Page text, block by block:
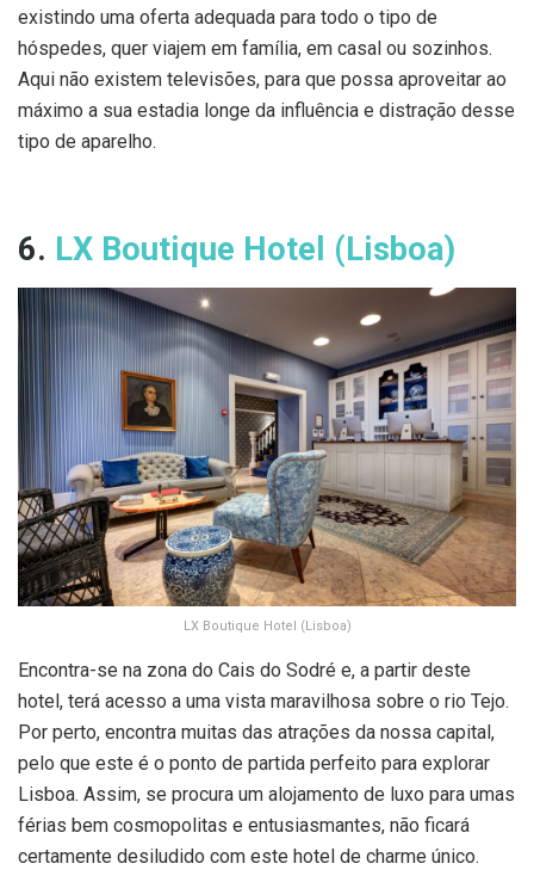
existindo uma oferta adequada para todo o tipo de
hóspedes, quer viajem em família, em casal ou sozinhos.
Aqui não existem televisões, para que possa aproveitar ao
máximo a sua estadia longe da influência e distração desse
tipo de aparelho.
6. LX Boutique Hotel (Lisboa)
LX Boutique Hotel (Lisboa)
Encontra-se na zona do Cais do Sodré e, a partir deste
hotel, terá acesso a uma vista maravilhosa sobre o rio Tejo.
Por perto, encontra muitas das atrações da nossa capital,
pelo que este é o ponto de partida perfeito para explorar
Lisboa. Assim, se procura um alojamento de luxo para umas
férias bem cosmopolitas e entusiasmantes, não ficará
certamente desiludido com este hotel de charme único.